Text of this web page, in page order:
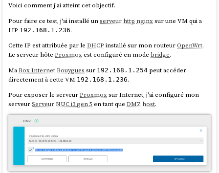
Voici comment j'ai atteint cet objectif.
Pour faire ce test, j'ai installé unserveur http nginxsur une VM qui a
l'IP 192.168.1.236.
Cette IP est attribuée par leDHCP installé sur mon routeurOpenWrt.
Le serveur hôteProxmoxest configuré en mode bridge.
MaBox Internet Bouygues sur 192.168.1.254 peut accéder
directement à cette VM 192.168.1.236.
Pour exposer le serveurProxmoxsur Internet, j'ai configuré mon
serveurServeur NUC i3 gen 5en tant queDMZ host.